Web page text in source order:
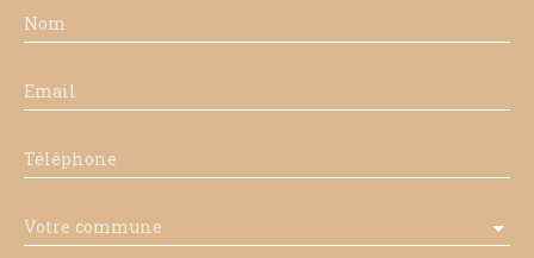
Nom
Email
Téléphone
Votre commune